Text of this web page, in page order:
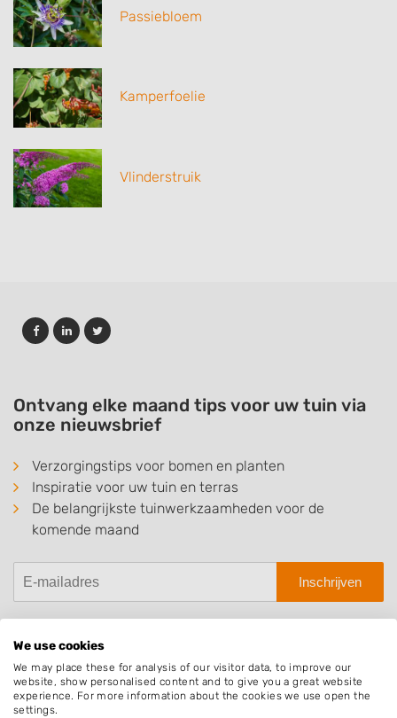
Passiebloem
Kamperfoelie
Vlinderstruik
Ontvang elke maand tips voor uw tuin via
onze nieuwsbrief
Verzorgingstips voor bomen en planten
Inspiratie voor uw tuin en terras
De belangrijkste tuinwerkzaamheden voor de
komende maand
Inschrijven
Hovenier.nl
Adverteren
We use cookies
We may place these for analysis of our visitor data, to improve our
website, show personalised content and to give you a great website
experience. For more information about the cookies we use open the
settings.